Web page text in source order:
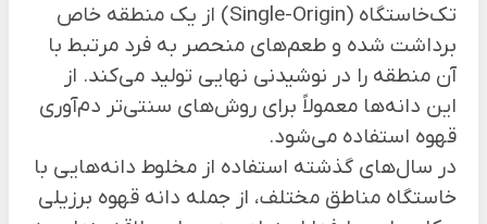
تک‌خاستگاه (Single-Origin) از یک منطقه خاص
برداشت شده و طعم‌های منحصر به فرد مرتبط با
آن منطقه را در نوشیدنی نهایی تولید می‌کند. از
این دانه‌ها معمولاً برای روش‌های سنتی‌تر دم‌آوری
قهوه استفاده می‌شود.
در سال‌های گذشته استفاده از مخلوط دانه‌هایی با
خاستگاه مناطق مختلف، از جمله دانه قهوه برزیلی